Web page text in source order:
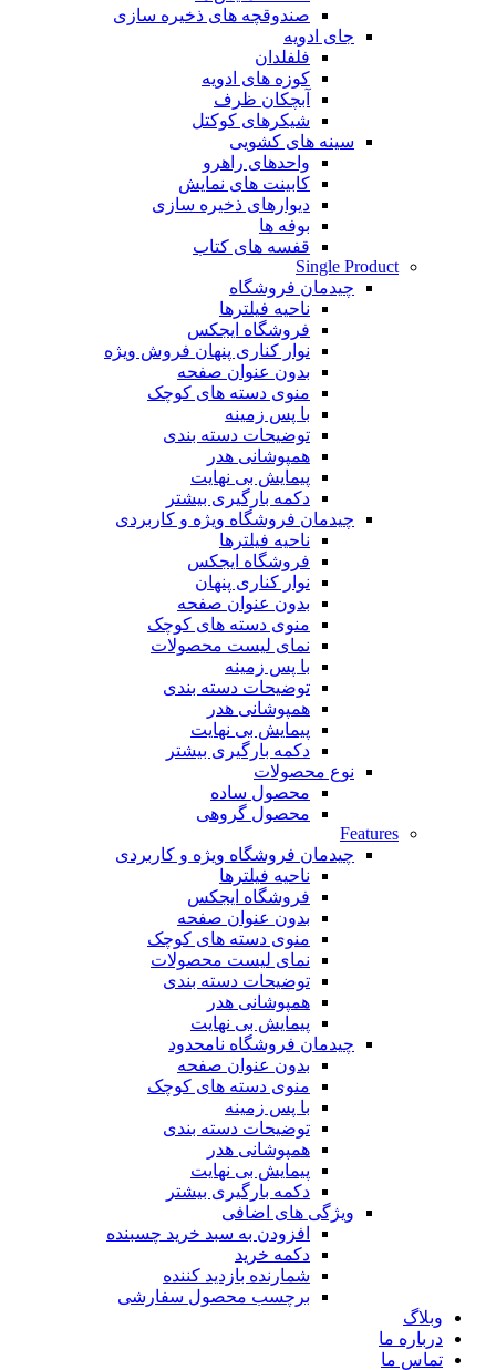
صندوقچه های ذخیره سازی
جای ادویه
فلفلدان
کوزه های ادویه
آبچکان ظرف
شیکرهای کوکتل
سینه های کشویی
واحدهای راهرو
کابینت های نمایش
دیوارهای ذخیره سازی
بوفه ها
قفسه های کتاب
Single Product
چیدمان فروشگاه
ناحیه فیلترها
فروشگاه ایجکس
نوار کناری پنهان فروش ویژه
بدون عنوان صفحه
منوی دسته های کوچک
با پس زمینه
توضیحات دسته بندی
همپوشانی هدر
پیمایش بی نهایت
دکمه بارگیری بیشتر
چیدمان فروشگاه ویژه و کاربردی
ناحیه فیلترها
فروشگاه ایجکس
نوار کناری پنهان
بدون عنوان صفحه
منوی دسته های کوچک
نمای لیست محصولات
با پس زمینه
توضیحات دسته بندی
همپوشانی هدر
پیمایش بی نهایت
دکمه بارگیری بیشتر
نوع محصولات
محصول ساده
محصول گروهی
Features
چیدمان فروشگاه ویژه و کاربردی
ناحیه فیلترها
فروشگاه ایجکس
بدون عنوان صفحه
منوی دسته های کوچک
نمای لیست محصولات
توضیحات دسته بندی
همپوشانی هدر
پیمایش بی نهایت
چیدمان فروشگاه نامحدود
بدون عنوان صفحه
منوی دسته های کوچک
با پس زمینه
توضیحات دسته بندی
همپوشانی هدر
پیمایش بی نهایت
دکمه بارگیری بیشتر
ویژگی های اضافی
افزودن به سبد خرید چسبنده
دکمه خرید
شمارنده بازدید کننده
برچسب محصول سفارشی
وبلاگ
درباره ما
تماس ما